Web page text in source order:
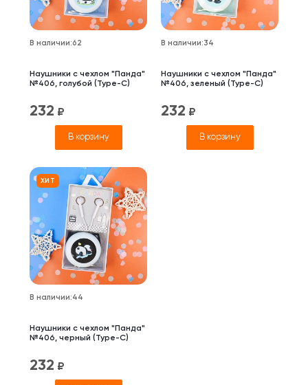
В наличии:62
Наушники с чехлом "Панда"
№406, голубой (Type-C)
232 ₽
В корзину
В наличии:34
Наушники с чехлом "Панда"
№406, зеленый (Type-C)
232 ₽
В корзину
ХИТ
В наличии:44
Наушники с чехлом "Панда"
№406, черный (Type-C)
232 ₽